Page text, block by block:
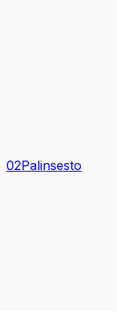
02Palinsesto